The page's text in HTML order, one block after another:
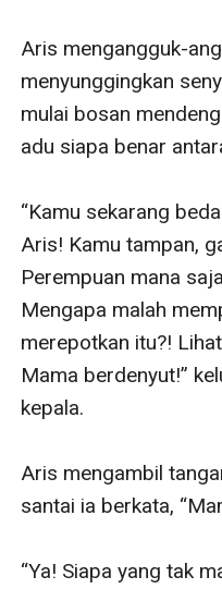
Aris mengangguk-
menyunggingkan
mulai bosan
adu siapa benar
“Kamu sekarang
Aris! Kamu tampan,
Perempuan mana
Mengapa malah
merepotkan itu?!
Mama berdenyut!”
kepala.
Aris mengambil
santai ia berkata,
“Ya! Siapa yang tak